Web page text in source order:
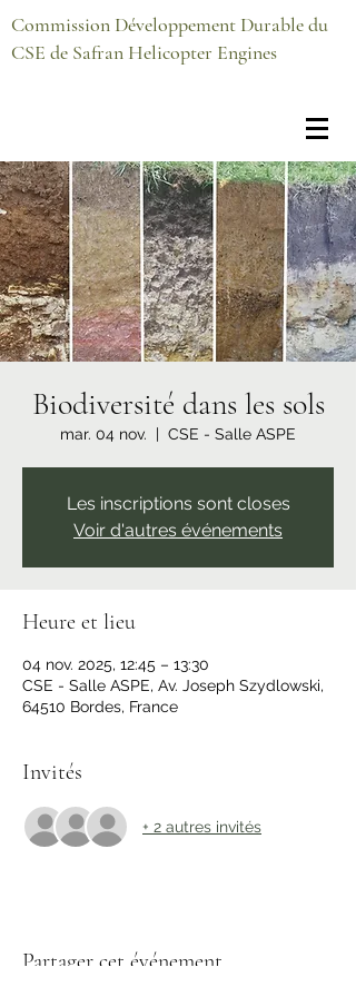
Commission Développement Durable du
CSE de Safran Helicopter Engines
Biodiversité dans les sols
mar. 04 nov.
  |
CSE - Salle ASPE
Les inscriptions sont closes
Voir d'autres événements
Heure et lieu
04 nov. 2025, 12:45 – 13:30
CSE - Salle ASPE, Av. Joseph Szydlowski,
64510 Bordes, France
Invités
+ 2 autres invités
Partager cet événement